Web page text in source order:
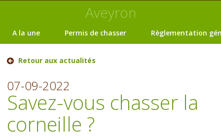
Aveyron
A la une Permis de chasser Règlementation
Retour aux actualités
07-09-2022
Savez-vous chasser la
corneille ?